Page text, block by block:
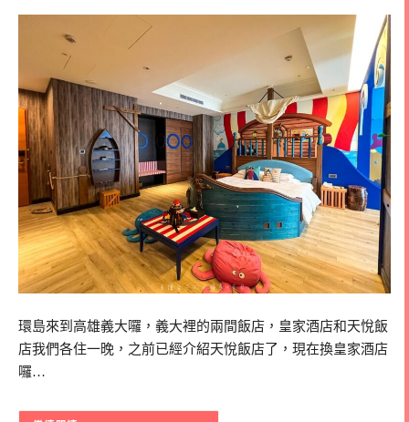
環島來到高雄義大囉，義大裡的兩間飯店，皇家酒店和天悅飯
店我們各住一晚，之前已經介紹天悅飯店了，現在換皇家酒店
囉…